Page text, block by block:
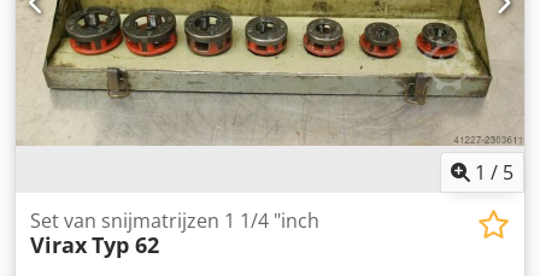
1 / 5
Set van snijmatrijzen 1 1/4 "inch
ViraxTyp 62